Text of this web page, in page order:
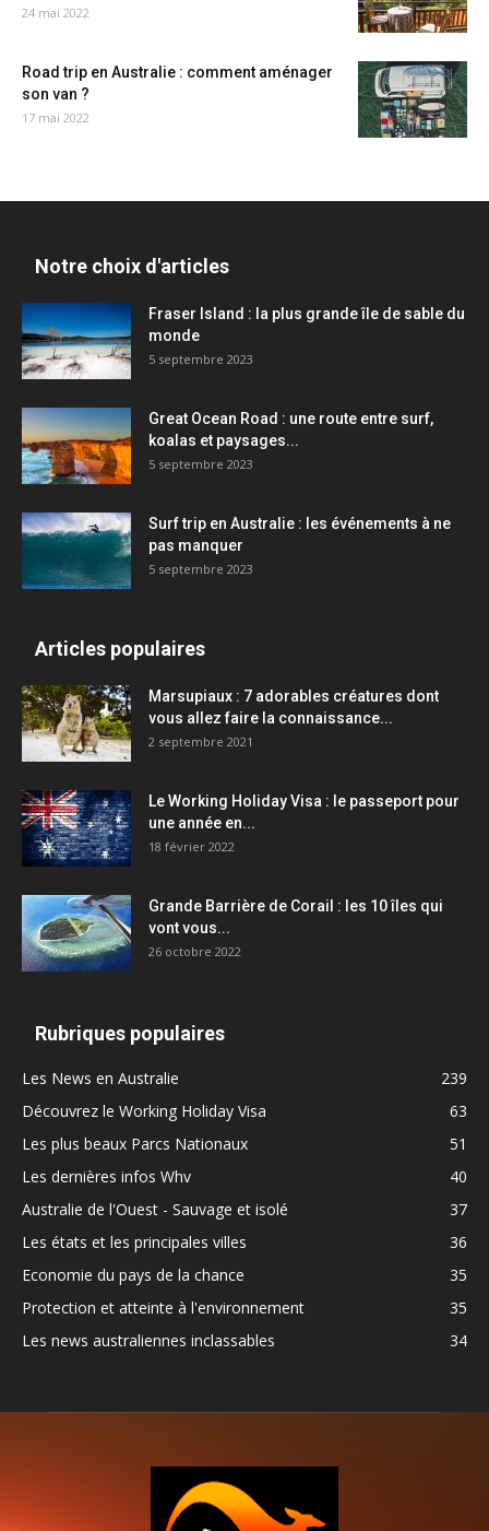
24 mai 2022
Road trip en Australie : comment aménager
son van ?
17 mai 2022
Notre choix d'articles
Fraser Island : la plus grande île de sable du
monde
5 septembre 2023
Great Ocean Road : une route entre surf,
koalas et paysages...
5 septembre 2023
Surf trip en Australie : les événements à ne
pas manquer
5 septembre 2023
Articles populaires
Marsupiaux : 7 adorables créatures dont
vous allez faire la connaissance...
2 septembre 2021
Le Working Holiday Visa : le passeport pour
une année en...
18 février 2022
Grande Barrière de Corail : les 10 îles qui
vont vous...
26 octobre 2022
Rubriques populaires
Les News en Australie
239
Découvrez le Working Holiday Visa
63
Les plus beaux Parcs Nationaux
51
Les dernières infos Whv
40
Australie de l'Ouest - Sauvage et isolé
37
Les états et les principales villes
36
Economie du pays de la chance
35
Protection et atteinte à l'environnement
35
Les news australiennes inclassables
34